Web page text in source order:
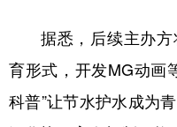
据悉，后续主办
育形式，开发MG动画
科普”让节水护水成为